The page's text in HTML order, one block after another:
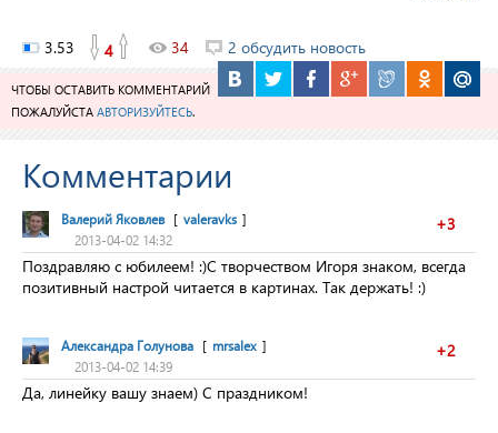
3.53 4 34 2 обсудить новость
ЧТОБЫ ОСТАВИТЬ КОММЕНТАРИЙ
ПОЖАЛУЙСТА АВТОРИЗУЙТЕСЬ
Комментарии
+3
Валерий Яковлев [ valeravks ]
2013-04-02 14:32
Поздравляю с юбилеем! :)С творчеством Игоря знаком, всегда
позитивный настрой читается в картинах. Так держать! :)
+2
Александра Голунова [ mrsalex ]
2013-04-02 14:39
Да, линейку вашу знаем) С праздником!